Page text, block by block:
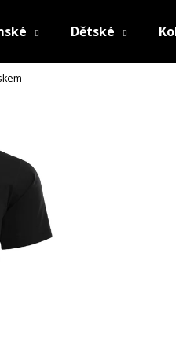
Dětské
Co potřebujete